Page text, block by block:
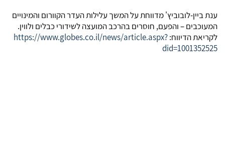
ענת ביין-לובוביץ' מדווחת על המשך עלילות העדר הקוורום והמינויים
המעוכבים – והפעם, חוסרים בהרכב המועצה לשידורי כבלים ולווין.
לקריאת הדיווח:https://www.globes.co.il/news/article.aspx?
did=1001352525